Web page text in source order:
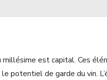
est capital. Ces
potentiel de garde du vin.